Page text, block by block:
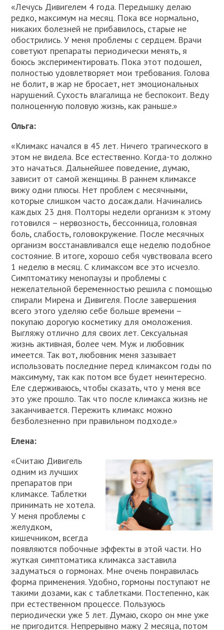
«Лечусь Дивигелем 4 года. Передышку делаю
редко, максимум на месяц. Пока все нормально,
никаких болезней не прибавилось, старые не
обострились. У меня проблемы с сердцем. Врачи
советуют препараты периодически менять, я
боюсь экспериментировать. Пока этот подошел,
полностью удовлетворяет мои требования. Голова
не болит, в жар не бросает, нет эмоциональных
нарушений. Сухость влагалища не беспокоит. Веду
полноценную половую жизнь, как раньше.»
Ольга:
«Климакс начался в 45 лет. Ничего трагического в
этом не видела. Все естественно. Когда-то должно
это начаться. Дальнейшее поведение, думаю,
зависит от самой женщины. В раннем климаксе
вижу одни плюсы. Нет проблем с месячными,
которые слишком часто досаждали. Начинались
каждых 23 дня. Полторы недели организм к этому
готовился – нервозность, бессонница, головная
боль, слабость, головокружение. После месячных
организм восстанавливался еще неделю подобное
состояние. В итоге, хорошо себя чувствовала всего
1 неделю в месяц. С климаксом все это исчезло.
Симптоматику менопаузы и проблемы с
нежелательной беременностью решила с помощью
спирали Мирена и Дивигеля. После завершения
всего этого уделяю себе больше времени –
покупаю дорогую косметику для омоложения.
Выгляжу отлично для своих лет. Сексуальная
жизнь активная, более чем. Муж и любовник
имеется. Так вот, любовник меня зазывает
использовать последние перед климаксом годы по
максимуму, так как потом все будет неинтересно.
Еле сдерживаюсь, чтобы сказать, что у меня все
это уже прошло. Так что после климакса жизнь не
заканчивается. Пережить климакс можно
безболезненно при правильном подходе.»
Елена:
«Считаю Дивигель
одним из лучших
препаратов при
климаксе. Таблетки
принимать не хотела.
У меня проблемы с
желудком,
кишечником, всегда
появляются побочные эффекты в этой части. Но
жуткая симптоматика климакса заставила
задуматься о гормонах. Мне очень понравилась
форма применения. Удобно, гормоны поступают не
такими дозами, как с таблетками. Постепенно, как
при естественном процессе. Пользуюсь
периодически уже 5 лет. Думаю, скоро он мне уже
не пригодится. Непрерывно мажу 2 месяца, потом